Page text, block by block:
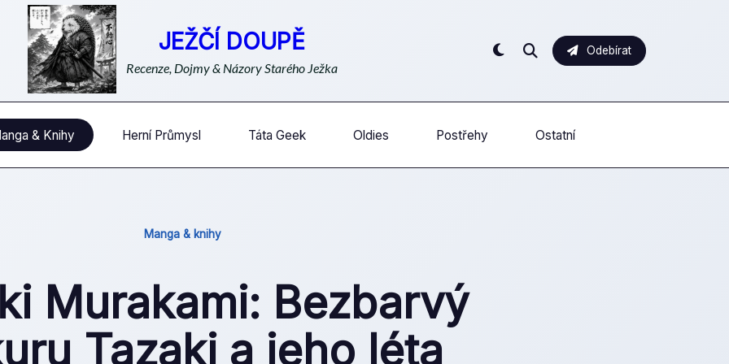
JEŽČÍ DOUPĚ
Recenze, Dojmy & Názory Starého Ježka
Odebírat
& Knihy Herní Průmysl Táta Geek Oldies Postřehy Ostatní
Manga & knihy
Murakami: Bezbarvý
Tazaki a jeho léta